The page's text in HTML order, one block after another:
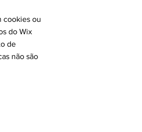
cookies ou
do Wix
de
não são